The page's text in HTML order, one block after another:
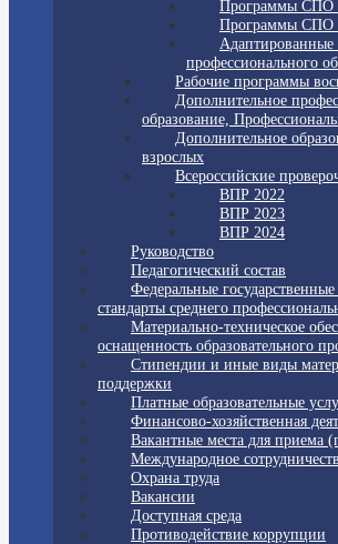
Программы СПО
Программы СПО
Адаптированные
профессионального
Рабочие программы
Дополнительное
образование,
Дополнительное
взрослых
Всероссийские
ВПР 2022
ВПР 2023
ВПР 2024
Руководство
Педагогический состав
Федеральные
стандарты среднего
Материально-техническое
оснащенность образовательного
Стипендии и иные виды
поддержки
Платные образовательные
Финансово-хозяйственная
Вакантные места для приема
Международное
Охрана труда
Вакансии
Доступная среда
Противодействие коррупции